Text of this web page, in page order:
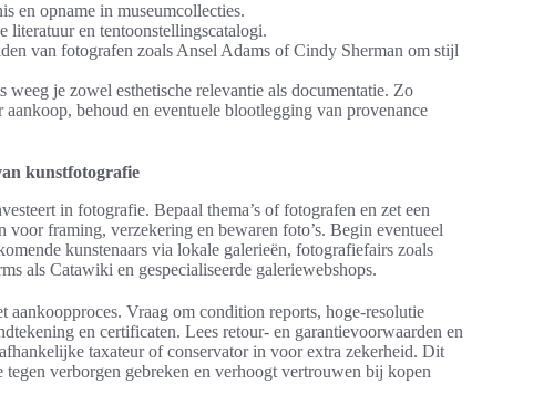
en opname in museumcollecties.
literatuur en tentoonstellingscatalogi.
van fotografen zoals Ansel Adams of Cindy Sherman om stijl
je zowel esthetische relevantie als documentatie. Zo
behoud en eventuele blootlegging van provenance
kunstfotografie
in fotografie. Bepaal thema’s of fotografen en zet een
voor framing, verzekering en bewaren foto’s. Begin eventueel
kunstenaars via lokale galerieën, fotografiefairs zoals
als Catawiki en gespecialiseerde galeriewebshops.
Vraag om condition reports, hoge-resolutie
en certificaten. Lees retour- en garantievoorwaarden en
taxateur of conservator in voor extra zekerheid. Dit
verborgen gebreken en verhoogt vertrouwen bij kopen